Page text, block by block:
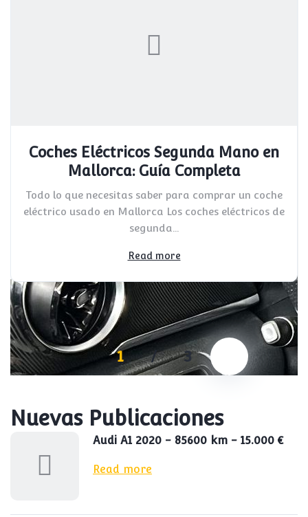
Coches Eléctricos Segunda Mano en
Mallorca: Guía Completa
Todo lo que necesitas saber para comprar un coche
eléctrico usado en Mallorca Los coches eléctricos de
segunda...
Read more
1 / 3
Nuevas Publicaciones
Audi A1 2020 - 85600 km - 15.000 €
Read more